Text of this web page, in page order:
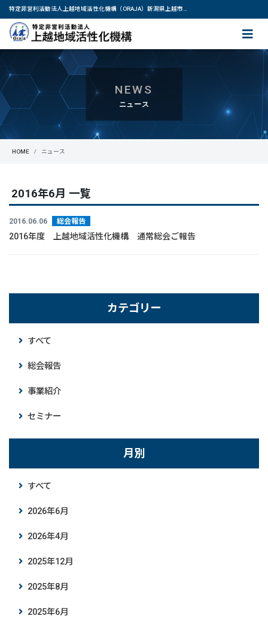
特定非営利活動法人上越地域活性化機構（ORAJA）新潟県上越市・妙高市｜IT技術を基盤技術として提供し、地域や産業の活性化に尽力します。
NEWS
ニュース
HOME ニュース
2016年6月 一覧
2016.06.06 総会報告
2016年度 上越地域活性化機構 通常総会ご報告
カテゴリー
すべて
総会報告
事業紹介
セミナー
月別
すべて
2026年6月
2026年4月
2025年12月
2025年8月
2025年6月